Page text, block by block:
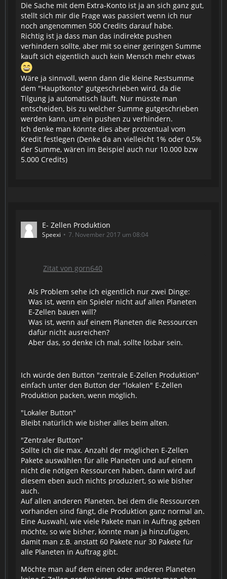
Die Sache mit dem Extra-Konto ist ja an sich ganz gut,
stellt sich mir die Frage was passiert wenn ich nur
noch angenommen 500 Credits darauf habe.
Richtig ist ja dass man das indirekte pushen
verhindern sollte, aber mit so einer geringen Summe
kauft sich eigentlich auch kein Mensch mehr etwas
Wäre ja sinnvoll, wenn dann die kleine Restsumme
dem "Hauptkonto" gutgeschrieben wird, da die
Tilgung ja automatisch läuft. Nur müsste man
entscheiden, bis zu welcher Summe gutgeschrieben
werden kann, um ein pushen zu verhindern.
Ich denke man könnte dies aber prozentual vom
Kredit festlegen (Denke da an vielleicht 1% oder 0,5%
der Summe, wären im Beispiel auch nur 10.000 bzw
5.000 Credits)
E- Zellen Produktion
Speexi 7. November 2017 um 08:04
Zitat von gorn640
Als Problem sehe ich eigentlich nur zwei Dinge:
Was ist, wenn ein Spieler nicht auf allen Planeten
E-Zellen bauen will?
Was ist, wenn auf einem Planeten die Ressourcen
dafür nicht ausreichen?
Aber das, so denke ich mal, sollte lösbar sein.
Ich würde den Button "zentrale E-Zellen Produktion"
einfach unter den Button der "lokalen" E-Zellen
Produktion packen, wenn möglich.
"Lokaler Button"
Bleibt natürlich wie bisher alles beim alten.
"Zentraler Button"
Sollte ich die max. Anzahl der möglichen E-Zellen
Pakete auswählen für alle Planeten und auf einem
nicht die nötigen Ressourcen haben, dann wird auf
diesem eben auch nichts produziert, so wie bisher
auch.
Auf allen anderen Planeten, bei dem die Ressourcen
vorhanden sind fängt, die Produktion ganz normal an.
Eine Auswahl, wie viele Pakete man in Auftrag geben
möchte, so wie bisher, könnte man ja hinzufügen,
damit man z.B. anstatt 60 Pakete nur 30 Pakete für
alle Planeten in Auftrag gibt.
Möchte man auf dem einen oder anderen Planeten